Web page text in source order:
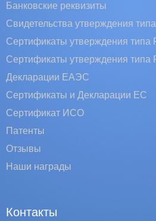
Банковские реквизиты
Свидетельства утверждения
Сертификаты утверждения типа
Сертификаты утверждения типа
Декларации ЕАЭС
Сертификаты и Декларации EC
Сертификат ИСО
Патенты
Отзывы
Наши награды
Контакты